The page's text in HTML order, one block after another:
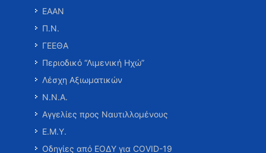
ΕΑΑΝ
Π.Ν.
ΓΕΕΘΑ
Περιοδικό “Λιμενική Ηχώ”
Λέσχη Αξιωματικών
Ν.Ν.Α.
Αγγελίες προς Ναυτιλλομένους
Ε.Μ.Υ.
Οδηγίες από ΕΟΔΥ για COVID-19